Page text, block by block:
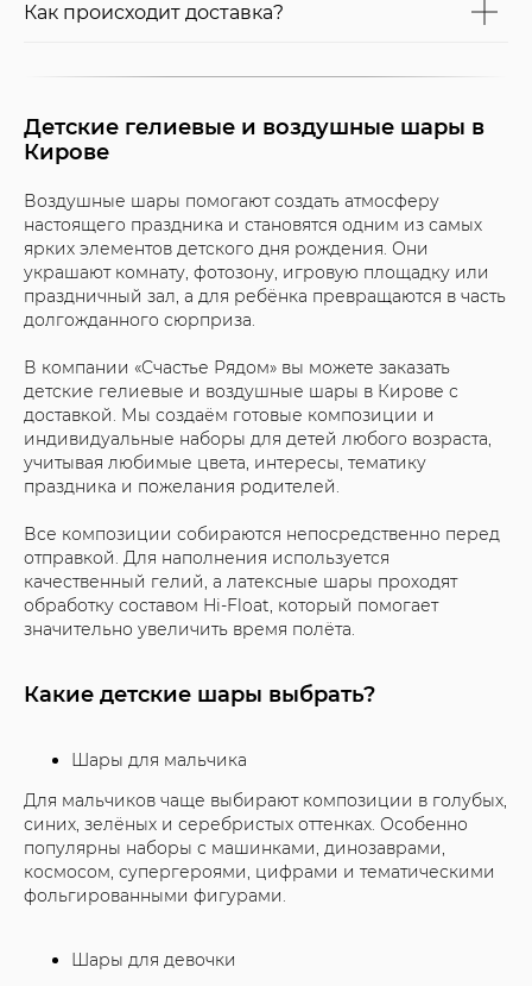
Как происходит доставка?
Детские гелиевые и воздушные шары в
Кирове
Воздушные шары помогают создать атмосферу
настоящего праздника и становятся одним из самых
ярких элементов детского дня рождения. Они
украшают комнату, фотозону, игровую площадку или
праздничный зал, а для ребёнка превращаются в часть
долгожданного сюрприза.
В компании «Счастье Рядом» вы можете заказать
детские гелиевые и воздушные шары в Кирове с
доставкой. Мы создаём готовые композиции и
индивидуальные наборы для детей любого возраста,
учитывая любимые цвета, интересы, тематику
праздника и пожелания родителей.
Все композиции собираются непосредственно перед
отправкой. Для наполнения используется
качественный гелий, а латексные шары проходят
обработку составом Hi-Float, который помогает
значительно увеличить время полёта.
Какие детские шары выбрать?
Шары для мальчика
Для мальчиков чаще выбирают композиции в голубых,
синих, зелёных и серебристых оттенках. Особенно
популярны наборы с машинками, динозаврами,
космосом, супергероями, цифрами и тематическими
фольгированными фигурами.
Шары для девочки